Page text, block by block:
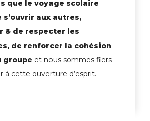
que le voyage scolaire
s’ouvrir aux autres,
& de respecter les
de renforcer la cohésion
groupe et nous sommes fiers
à cette ouverture d’esprit.